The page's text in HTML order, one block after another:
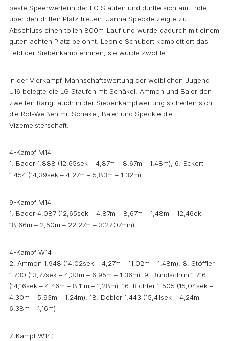
beste Speerwerferin der LG Staufen und durfte sich am Ende
über den dritten Platz freuen. Janna Speckle zeigte zu
Abschluss einen tollen 800m-Lauf und wurde dadurch mit einem
guten achten Platz belohnt. Leonie Schubert komplettiert das
Feld der Siebenkämpferinnen, sie wurde Zwölfte.
In der Vierkampf-Mannschaftswertung der weiblichen Jugend
U16 belegte die LG Staufen mit Schäkel, Ammon und Baier den
zweiten Rang, auch in der Siebenkampfwertung sicherten sich
die Rot-Weißen mit Schäkel, Baier und Speckle die
Vizemeisterschaft.
4-Kampf M14:
1. Bader 1.888 (12,65sek – 4,87m – 8,67m – 1,48m), 6. Eckert
1.454 (14,39sek – 4,27m – 5,83m – 1,32m)
9-Kampf M14:
1. Bader 4.087 (12,65sek – 4,87m – 8,67m – 1,48m – 12,46ek –
18,66m – 2,50m – 22,27m – 3:27,07min)
4-Kampf W14:
2. Ammon 1.948 (14,02sek – 4,27m – 11,02m – 1,48m), 8. Stöffler
1.730 (13,77sek – 4,33m – 6,95m – 1,36m), 9. Bundschuh 1.716
(14,16sek – 4,46m – 8,11m – 1,28m), 16. Richter 1.505 (15,04sek –
4,30m – 5,93m – 1,24m), 18. Debler 1.443 (15,41sek – 4,24m –
6,38m – 1,16m)
7-Kampf W14: